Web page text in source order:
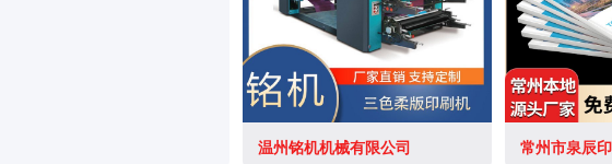
温州铭机机械有限公司 常州市泉辰